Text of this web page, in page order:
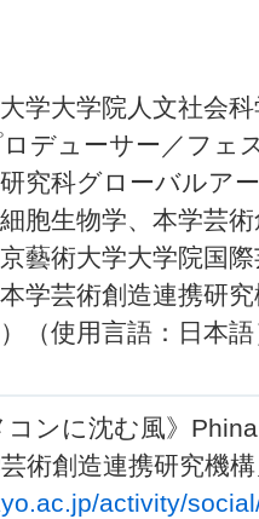
学大学院人文社会
デューサー／フェ
究科グローバルア
胞生物学、本学芸
藝術大学大学院国
学芸術創造連携研
（使用言語：日本
ンに沈む風》
術創造連携研究機
activity/